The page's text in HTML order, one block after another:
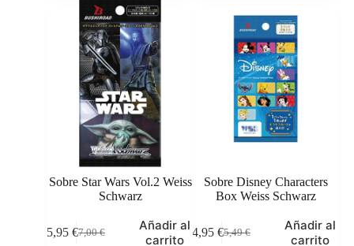
original
era:
69,95 €.
actual
es:
59,95 €.
era:
41,95 €.
es:
39,95 €.
Sobre Star Wars Vol.2 Weiss
Schwarz
7,00€
El
5,95 €El
Añadir al
carrito
Sobre Disney Characters
Box Weiss Schwarz
5,49€
El
4,95 €El
Añadir al
carrito